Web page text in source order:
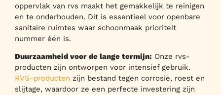
oppervlak van rvs maakt het gemakkelijk te reinigen
en te onderhouden. Dit is essentieel voor openbare
sanitaire ruimtes waar schoonmaak prioriteit
nummer één is.
Duurzaamheid voor de lange termijn: Onze rvs-
producten zijn ontworpen voor intensief gebruik.
RVS-producten zijn bestand tegen corrosie, roest en
slijtage, waardoor ze een perfecte investering zijn